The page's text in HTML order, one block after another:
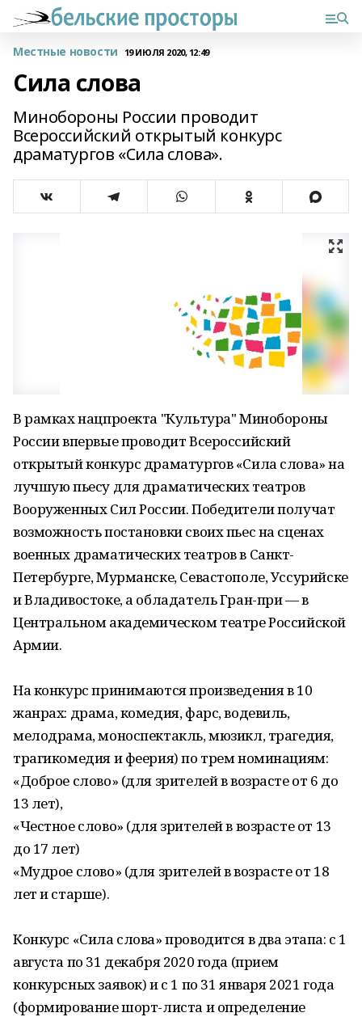
Местные новости 19 ИЮЛЯ 2020, 12:49
Сила слова
Минобороны России проводит
Всероссийский открытый конкурс
драматургов «Сила слова».
В рамках нацпроекта "Культура" Минобороны
России впервые проводит Всероссийский
открытый конкурс драматургов «Сила слова» на
лучшую пьесу для драматических театров
Вооруженных Сил России. Победители получат
возможность постановки своих пьес на сценах
военных драматических театров в Санкт-
Петербурге, Мурманске, Севастополе, Уссурийске
и Владивостоке, а обладатель Гран-при — в
Центральном академическом театре Российской
Армии.
На конкурс принимаются произведения в 10
жанрах: драма, комедия, фарс, водевиль,
мелодрама, моноспектакль, мюзикл, трагедия,
трагикомедия и феерия) по трем номинациям:
«Доброе слово» (для зрителей в возрасте от 6 до
13 лет),
«Честное слово» (для зрителей в возрасте от 13
до 17 лет)
«Мудрое слово» (для зрителей в возрасте от 18
лет и старше).
Конкурс «Сила слова» проводится в два этапа: с 1
августа по 31 декабря 2020 года (прием
конкурсных заявок) и с 1 по 31 января 2021 года
(формирование шорт-листа и определение